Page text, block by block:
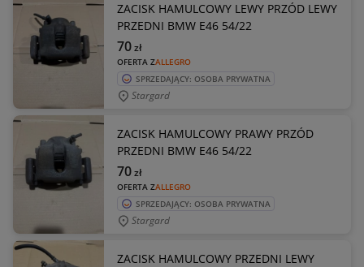
ZACISK HAMULCOWY LEWY PRZÓD LEWY
PRZEDNI BMW E46 54/22
OFERTA ZALLEGRO
70zł
SPRZEDAJĄCY: OSOBA PRYWATNA
Stargard
ZACISK HAMULCOWY PRAWY PRZÓD
PRZEDNI BMW E46 54/22
OFERTA ZALLEGRO
70zł
SPRZEDAJĄCY: OSOBA PRYWATNA
Stargard
ZACISK HAMULCOWY PRZEDNI LEWY